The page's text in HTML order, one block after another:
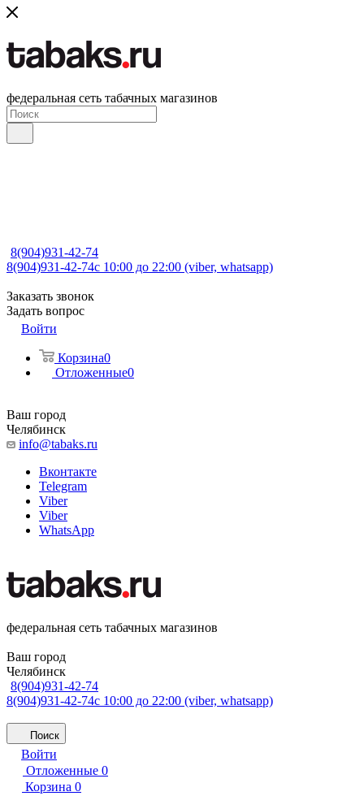
федеральная сеть табачных магазинов
8(904)931-42-74
8(904)931-42-74с 10:00 до 22:00 (viber, whatsapp)
Заказать звонок
Задать вопрос
Войти
Корзина0
Отложенные0
Ваш город
Челябинск
info@tabaks.ru
Вконтакте
Telegram
Viber
Viber
WhatsApp
федеральная сеть табачных магазинов
Ваш город
Челябинск
8(904)931-42-74
8(904)931-42-74с 10:00 до 22:00 (viber, whatsapp)
Поиск
Войти
Отложенные 0
Корзина 0